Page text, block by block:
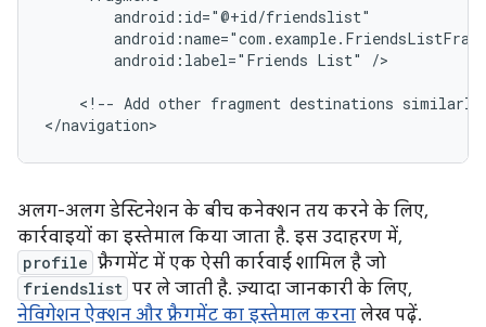
android:label="Friends List" />
<!-- Add other fragment destinations
अलग-अलग डेस्टिनेशन के बीच कनेक्शन तय करने के लिए,
कार्रवाइयों का इस्तेमाल किया जाता है. इस उदाहरण में,
profile फ़्रैगमेंट में एक ऐसी कार्रवाई शामिल है जो
friendslist पर ले जाती है. ज़्यादा जानकारी के लिए,
नेविगेशन ऐक्शन और फ़्रैगमेंट का इस्तेमाल करना लेख पढ़ें.